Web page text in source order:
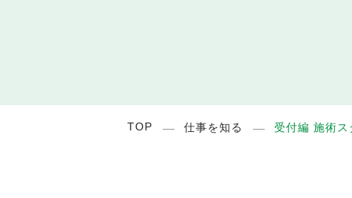
TOP 仕事を知る 受付編 施術